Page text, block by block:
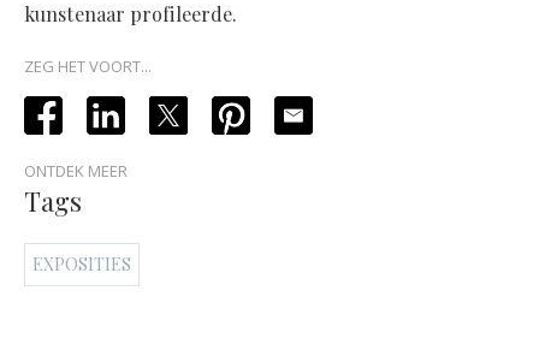
kunstenaar profileerde.
ZEG HET VOORT...
ONTDEK MEER
Tags
EXPOSITIES